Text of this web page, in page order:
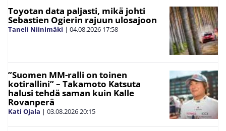
Toyotan data paljasti, mikä johti
Sebastien Ogierin rajuun ulosajoon
Taneli Niinimäki | 04.08.2026 17:58
”Suomen MM-ralli on toinen
kotirallini” – Takamoto Katsuta
halusi tehdä saman kuin Kalle
Rovanperä
Kati Ojala | 03.08.202620:15